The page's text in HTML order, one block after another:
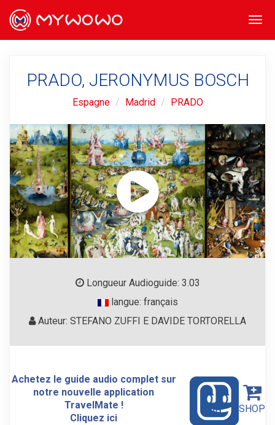
PRADO, JERONYMUS BOSCH
Espagne Madrid PRADO
Longueur Audioguide: 3.03
langue: français
Auteur: STEFANO ZUFFI E DAVIDE TORTORELLA
Achetez le guide audio complet sur
notre nouvelle application
TravelMate !
Cliquez ici
SHOP